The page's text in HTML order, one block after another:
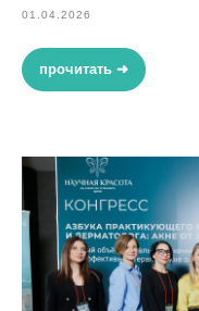
01.04.2026
прочитать ➜